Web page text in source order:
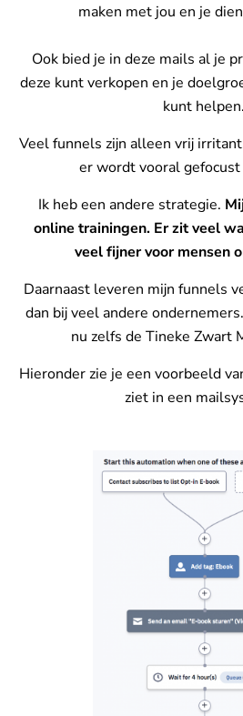
maken met jou en je
Ook bied je in deze mails al je
deze kunt verkopen en je
kunt helpen.
Veel funnels zijn alleen vrij
er wordt vooral
Ik heb een andere strategie.
online trainingen. Er zit veel
veel fijner voor mensen
Daarnaast leveren mijn funnels
dan bij veel andere
nu zelfs de Tineke Zwart
Hieronder zie je een voorbeeld
ziet in een